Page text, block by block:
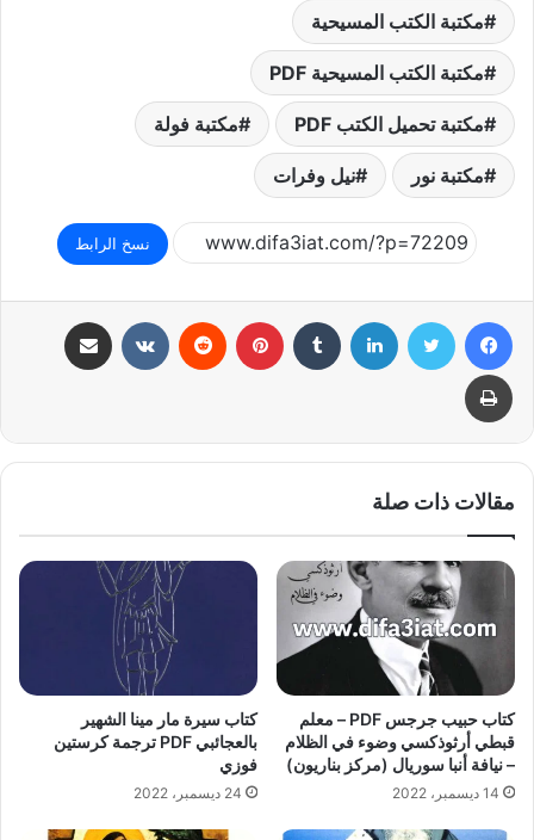
مكتبة الكتب المسيحية
مكتبة الكتب المسيحية PDF
مكتبة تحميل الكتب PDF مكتبة فولة
مكتبة نور نيل وفرات
نسخ الرابط
فيسبوك تويتر لينكدإن بينتيريست
طباعة
مقالات ذات صلة
كتاب حبيب جرجس PDF – معلم
قبطي أرثوذكسي وضوء في الظلام
– نيافة أنبا سوريال (مركز بناريون)
14 ديسمبر، 2022
كتاب سيرة مار مينا الشهير
بالعجائبي PDF ترجمة كرستين
فوزي
24 ديسمبر، 2022